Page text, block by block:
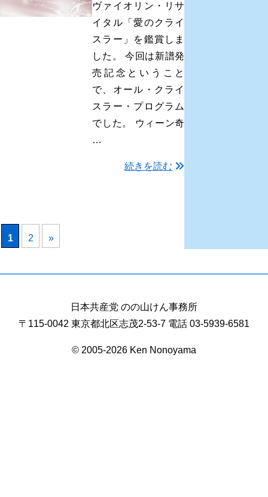
ヴァイオリン・リサ
イタル「愛のクライ
スラー」を鑑賞しま
した。 今回は新譜発
売記念ということ
で、オール・クライ
スラー・プログラム
でした。 ウィーン奇
…
続きを読む
1 2 »
日本共産党 のの山けん事務所
〒115-0042 東京都北区志茂2-53-7 電話 03-5939-6581
© 2005-2026 Ken Nonoyama